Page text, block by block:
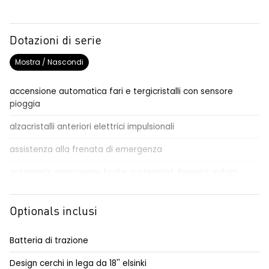
Dotazioni di serie
Mostra / Nascondi
accensione automatica fari e tergicristalli con sensore
pioggia
alzacristalli anteriori elettrici impulsionali
assistenza alla frenata di emergenza
climatizzatore automatico bi-zona
console centrale alta con vano portaoggetti e bracciolo
scorrevole in TEP
Optionals inclusi
Batteria di trazione
Design cerchi in lega da 18'' elsinki